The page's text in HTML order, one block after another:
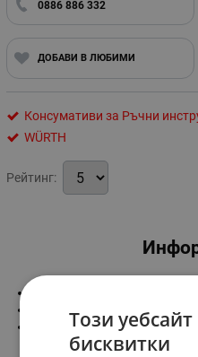
0886 886 332
ДОБАВИ В ЛЮБИМИ
Консумативи за Ръчни
WÜRTH
Рейтинг:
Този
бисквитки